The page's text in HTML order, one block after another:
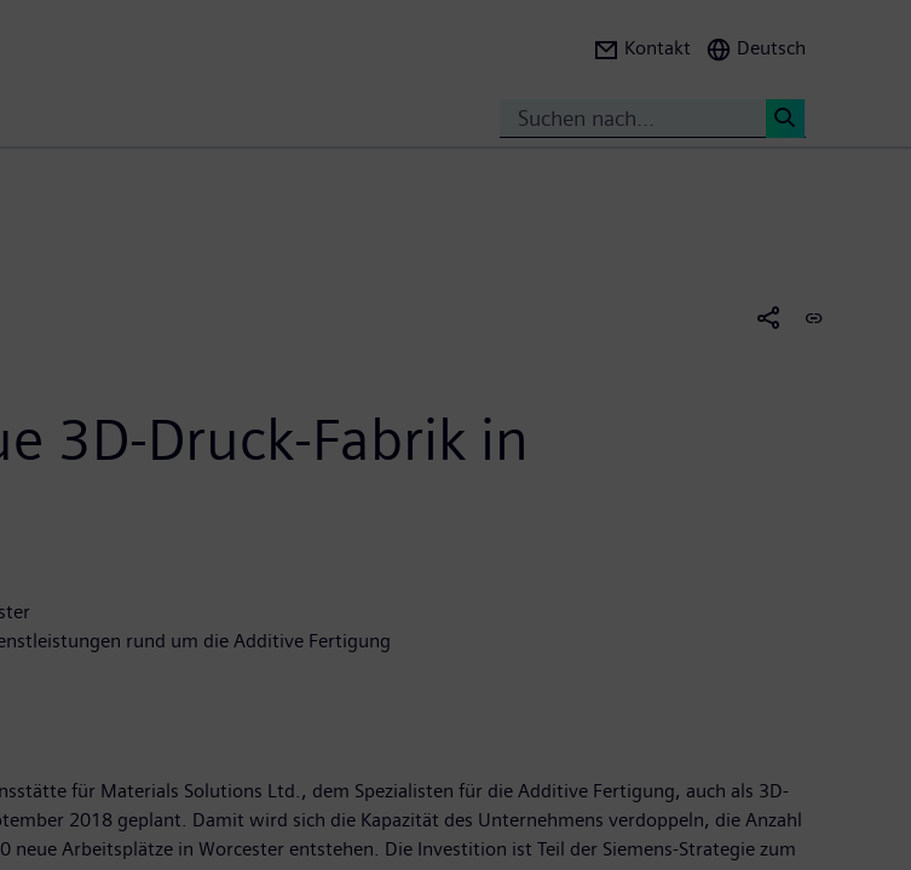
Kontakt Deutsch
3D-Druck-Fabrik in
rund um die Additive Fertigung
für Materials Solutions Ltd., dem Spezialisten für die Additive Fertigung, auch als 3D-
2018 geplant. Damit wird sich die Kapazität des Unternehmens verdoppeln, die Anzahl
Arbeitsplätze in Worcester entstehen. Die Investition ist Teil der Siemens-Strategie zum